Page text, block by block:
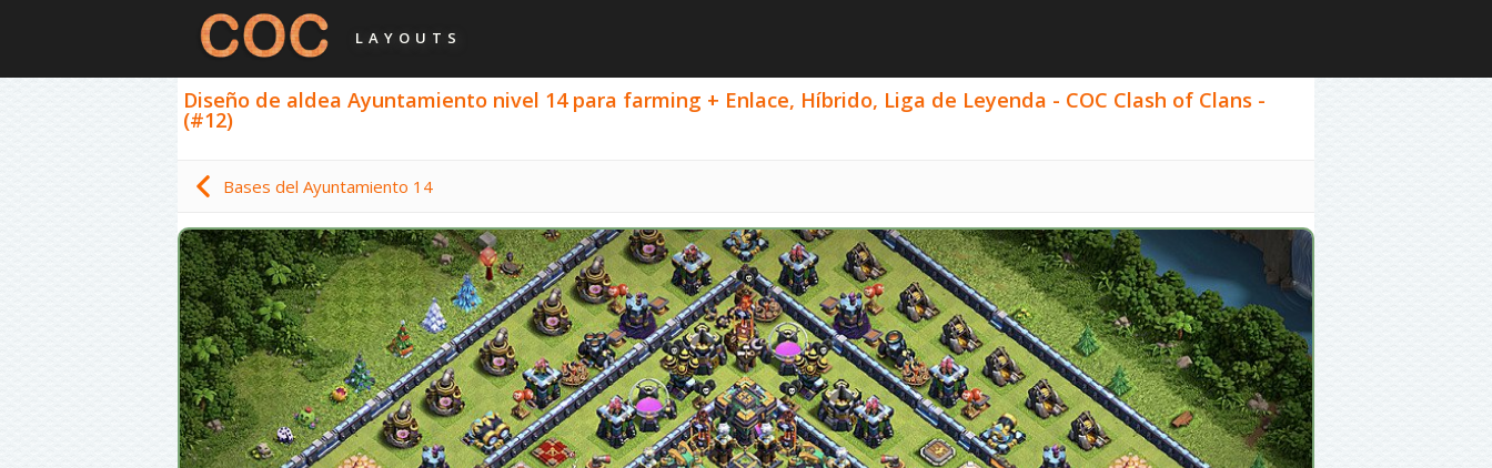
LAYOUTS
Diseño de aldea Ayuntamiento nivel 14 para farming + Enlace, Híbrido, Liga de Leyenda - COC Clash of Clans -
(#12)
Bases del Ayuntamiento 14